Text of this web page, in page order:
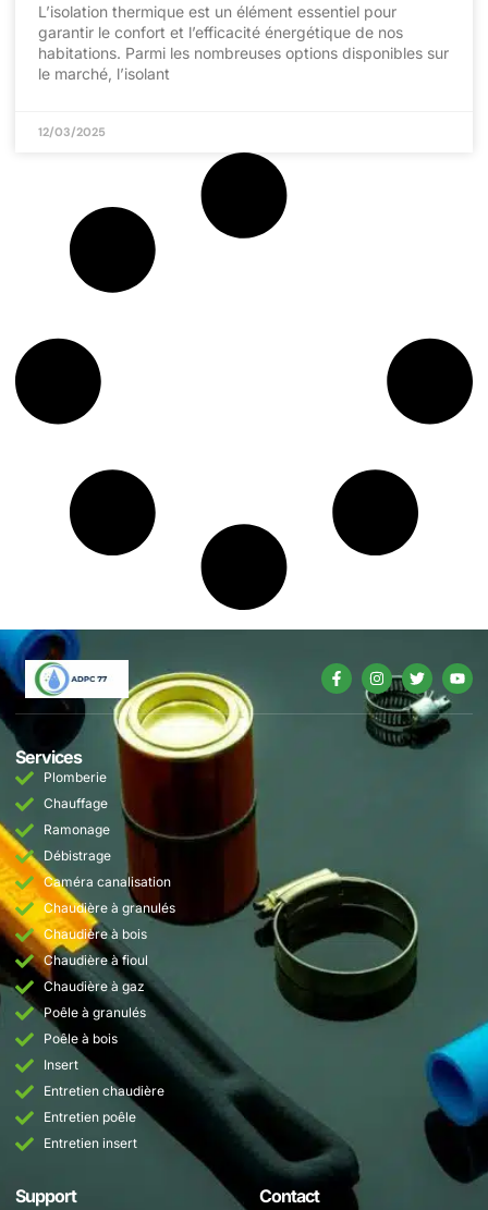
L’isolation thermique est un élément essentiel pour
garantir le confort et l’efficacité énergétique de nos
habitations. Parmi les nombreuses options disponibles sur
le marché, l’isolant
12/03/2025
Services
Plomberie
Chauffage
Ramonage
Débistrage
Caméra canalisation
Chaudière à granulés
Chaudière à bois
Chaudière à fioul
Chaudière à gaz
Poêle à granulés
Poêle à bois
Insert
Entretien chaudière
Entretien poêle
Entretien insert
Support Contact